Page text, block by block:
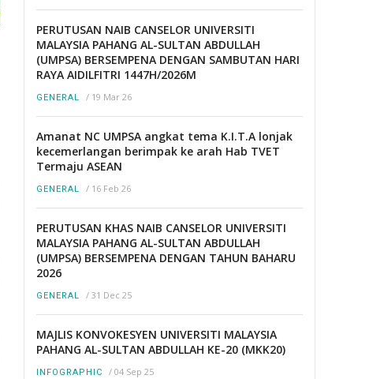
PERUTUSAN NAIB CANSELOR UNIVERSITI
MALAYSIA PAHANG AL-SULTAN ABDULLAH
(UMPSA) BERSEMPENA DENGAN SAMBUTAN HARI
RAYA AIDILFITRI 1447H/2026M
GENERAL / 19 Mar 26
Amanat NC UMPSA angkat tema K.I.T.A lonjak
kecemerlangan berimpak ke arah Hab TVET
Termaju ASEAN
GENERAL / 16 Feb 26
PERUTUSAN KHAS NAIB CANSELOR UNIVERSITI
MALAYSIA PAHANG AL-SULTAN ABDULLAH
(UMPSA) BERSEMPENA DENGAN TAHUN BAHARU
2026
GENERAL / 31 Dec 25
MAJLIS KONVOKESYEN UNIVERSITI MALAYSIA
PAHANG AL-SULTAN ABDULLAH KE-20 (MKK20)
INFOGRAPHIC / 04 Sep 25